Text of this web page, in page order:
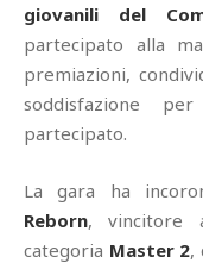
giovanili del
partecipato alla
premiazioni,
soddisfazione
partecipato.
La gara ha
Reborn, vincitore
categoria Master 2,